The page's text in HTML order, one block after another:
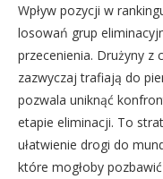
Wpływ pozycji w
losowań grup
przecenienia. Drużyny z
zazwyczaj trafiają do
pozwala uniknąć
etapie eliminacji. To
ułatwienie drogi do
które mogłoby